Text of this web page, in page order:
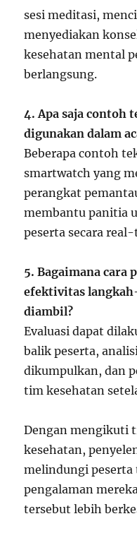
sesi meditasi,
menyediakan
kesehatan mental
berlangsung.
4. Apa saja contoh
digunakan dalam
Beberapa contoh
smartwatch yang
perangkat
membantu panitia
peserta secara
5. Bagaimana cara
efektivitas
diambil?
Evaluasi dapat
balik peserta,
dikumpulkan, dan
tim kesehatan
Dengan mengikuti
kesehatan,
melindungi
pengalaman
tersebut lebih